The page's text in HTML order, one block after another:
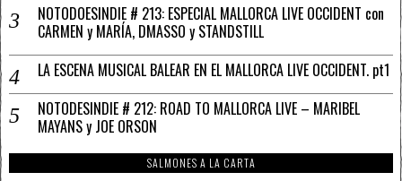
NOTODOESINDIE # 213: ESPECIAL MALLORCA LIVE OCCIDENT con
CARMEN y MARÍA, DMASSO y STANDSTILL
LA ESCENA MUSICAL BALEAR EN EL MALLORCA LIVE OCCIDENT. pt1
NOTODESINDIE # 212: ROAD TO MALLORCA LIVE – MARIBEL
MAYANS y JOE ORSON
SALMONES A LA CARTA